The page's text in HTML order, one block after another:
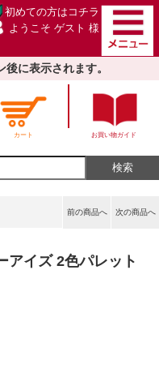
初めての方は コチラ
ようこそ ゲスト 様
に表示されます。
カート お買い物ガイド
次の商品へ
前の商品へ
イズ 2色パレット